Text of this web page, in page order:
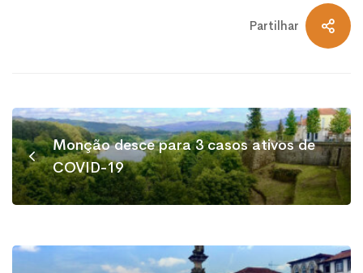
Partilhar
Monção desce para 3 casos ativos de
COVID-19